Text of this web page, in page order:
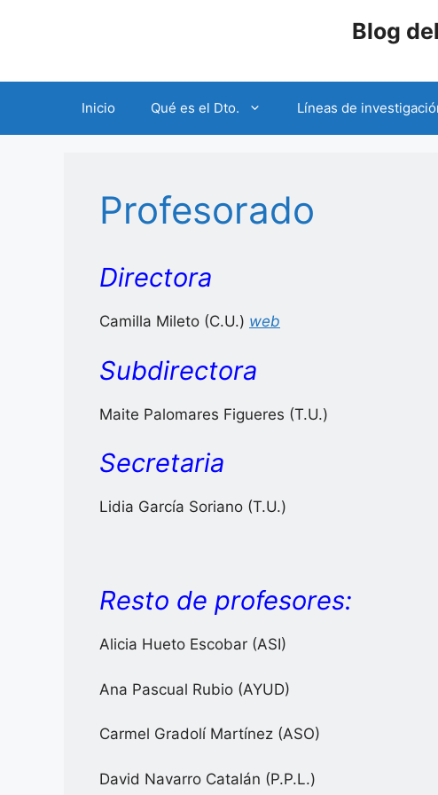
Blog
Inicio Qué es el Dto. Líneas de
Profesorado
Directora
Camilla Mileto (C.U.) web
Subdirectora
Maite Palomares Figueres (T.U.)
Secretaria
Lidia García Soriano (T.U.)
Resto de profesores:
Alicia Hueto Escobar (ASI)
Ana Pascual Rubio (AYUD)
Carmel Gradolí Martínez (ASO)
David Navarro Catalán (P.P.L.)